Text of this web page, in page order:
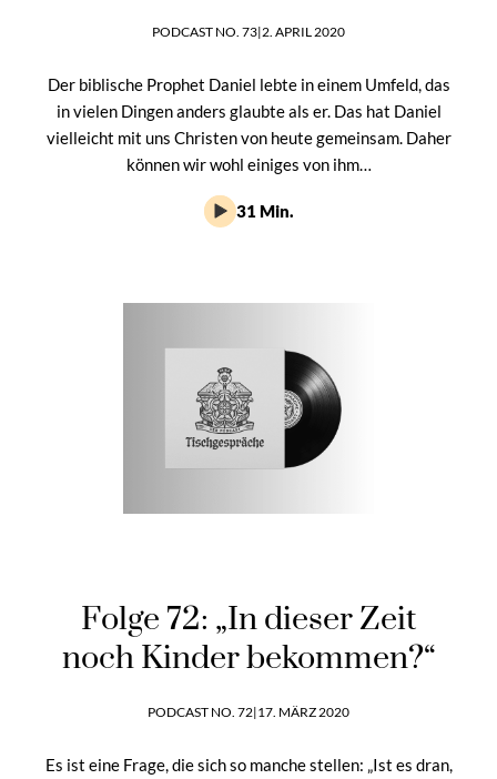
PODCAST NO. 73|2. APRIL 2020
Der biblische Prophet Daniel lebte in einem Umfeld, das
in vielen Dingen anders glaubte als er. Das hat Daniel
vielleicht mit uns Christen von heute gemeinsam. Daher
können wir wohl einiges von ihm…
31 Min.
Folge 72: „In dieser Zeit
noch Kinder bekommen?“
PODCAST NO. 72|17. MÄRZ 2020
Es ist eine Frage, die sich so manche stellen: „Ist es dran,